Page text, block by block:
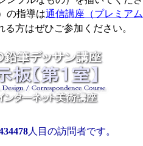
の指導は通信講座（プレミアム
方はぜひご参加ください。
人目の訪問者です。